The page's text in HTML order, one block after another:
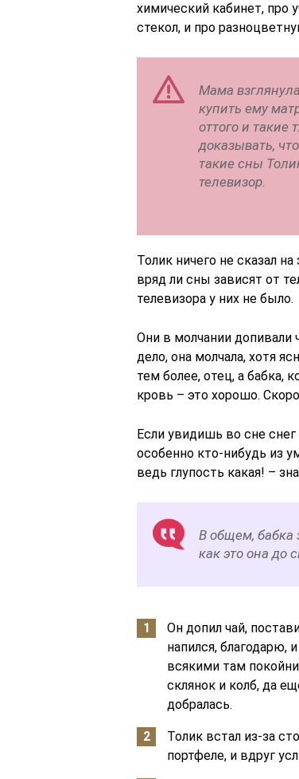
химический кабинет, про
стекол, и про
Мама
купить ему
оттого и такие
доказывать,
такие сны
телевизор.
Толик ничего не сказал
вряд ли сны зависят от
телевизора у них не было.
Они в молчании допивали
дело, она молчала, хотя
тем более, отец, а бабка,
кровь – это хорошо.
Если увидишь во сне
особенно кто-нибудь из
ведь глупость какая! –
В общем, бабка
как это она до
Он допил чай,
напился, благодарю,
всякими там
склянок и колб, да
добралась.
Толик встал из-за
портфеле, и вдруг